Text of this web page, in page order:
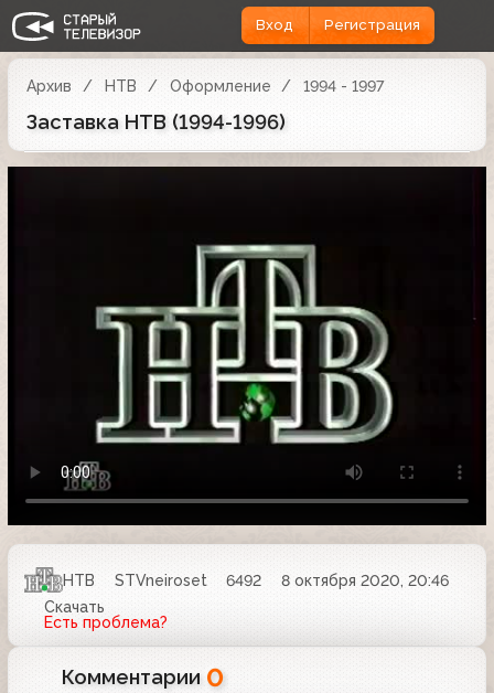
Вход Регистрация
Архив НТВ Оформление 1994 - 1997
Заставка НТВ (1994-1996)
НТВ STVneiroset 6492
8 октября 2020, 20:46
Скачать
Есть проблема?
Комментарии 0